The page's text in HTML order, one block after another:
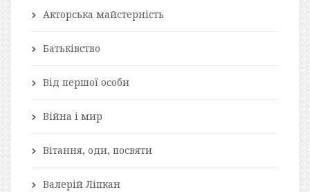
Акторська майстерність
Батьківство
Від першої особи
Війна і мир
Вітання, оди, посвяти
Валерій Ліпкан